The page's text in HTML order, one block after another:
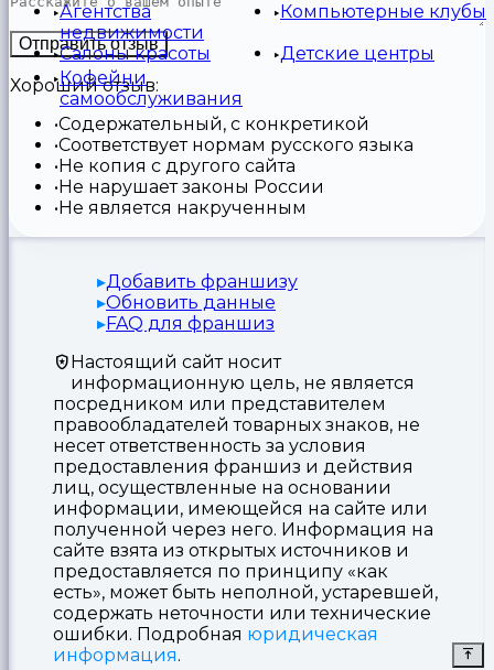
Агентства
недвижимости
Компьютерные клубы
Салоны красоты
Детские центры
Кофейни
самообслуживания
Отправить отзыв
Хороший отзыв:
Содержательный, с конкретикой
Соответствует нормам русского языка
Не копия с другого сайта
Не нарушает законы России
Не является накрученным
Добавить франшизу
Обновить данные
FAQ для франшиз
Настоящий сайт носит
информационную цель, не является
посредником или представителем
правообладателей товарных знаков, не
несет ответственность за условия
предоставления франшиз и действия
лиц, осуществленные на основании
информации, имеющейся на сайте или
полученной через него. Информация на
сайте взята из открытых источников и
предоставляется по принципу «как
есть», может быть неполной, устаревшей,
содержать неточности или технические
ошибки. Подробная юридическая
информация.